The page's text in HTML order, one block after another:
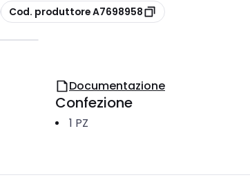
copia
Cod. produttore A7698958
Documentazione
Confezione
1 PZ